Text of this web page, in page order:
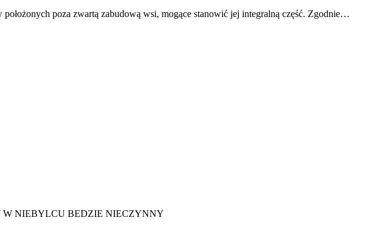
poza zwartą zabudową wsi, mogące stanowić jej integralną część. Zgodnie…
W NIEBYLCU BEDZIE NIECZYNNY